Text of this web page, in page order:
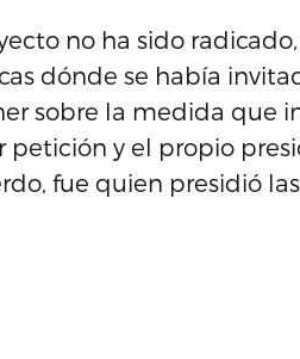
no ha sido radicado,
dónde se había
sobre la medida que
petición y el propio
fue quien presidió